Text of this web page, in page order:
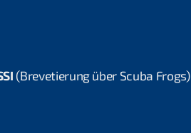
(Brevetierung über Scuba Frogs)